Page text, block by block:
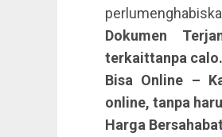
Dokumen
terkaittanpa calo.
Bisa Online –
online, tanpa
Harga Bersahabat